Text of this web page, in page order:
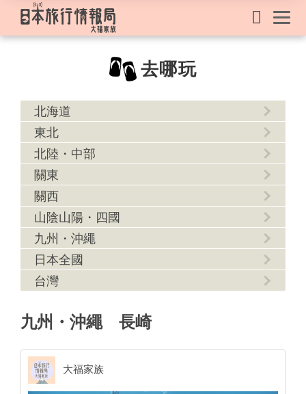
去哪玩
北海道
東北
北陸・中部
關東
關西
山陰山陽・四國
九州・沖繩
日本全國
台灣
九州・沖繩 長崎
大福家族